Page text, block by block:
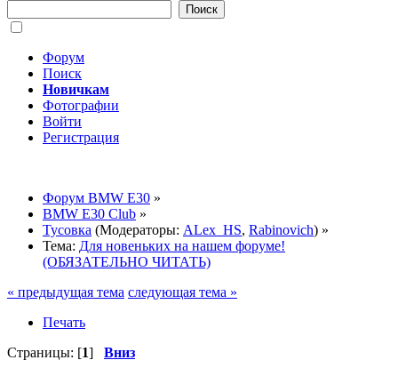
Форум
Поиск
Новичкам
Фотографии
Войти
Регистрация
Форум BMW E30 »
BMW E30 Club »
Тусовка (Модераторы: ALex_HS, Rabinovich) »
Тема: Для новеньких на нашем форуме!
(ОБЯЗАТЕЛЬНО ЧИТАТЬ)
« предыдущая тема следующая тема »
Печать
Страницы: [1] Вниз